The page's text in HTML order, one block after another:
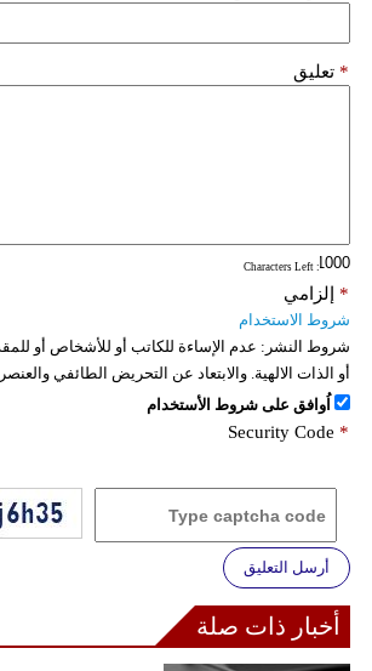
تعليق *
: Characters Left
إلزامي *
شروط الاستخدام
شروط النشر: عدم الإساءة للكاتب أو للأشخاص أو
أو الذات الالهية. والابتعاد عن التحريض الطائفي
اُوافق على شروط الأستخدام
Security Code *
أرسل التعليق
أخبار ذات صلة